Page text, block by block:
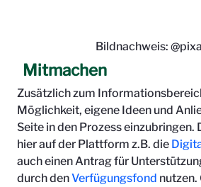
Bildnachweis:
Mitmachen
Zusätzlich zum
Möglichkeit, eigene Ideen und
Seite in den Prozess einzubringen.
hier auf der Plattform z.B. die
auch einen Antrag für
durch denVerfügungsfond nutzen.